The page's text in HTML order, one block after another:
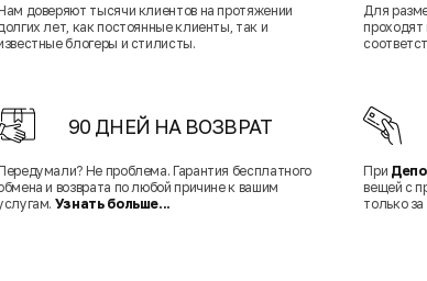
доверяют тысячи клиентов на протяжении
лет, как постоянные клиенты, так и
блогеры и стилисты.
Для
проходят
90 ДНЕЙ НА ВОЗВРАТ
Не проблема. Гарантия бесплатного
и возврата по любой причине к вашим
Узнать больше...
При
вещей с
только